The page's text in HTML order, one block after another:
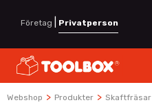
Företag Privatperson
Webshop > Produkter > Skaftfräsar